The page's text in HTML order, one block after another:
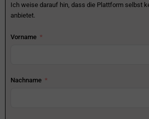
Ich weise darauf hin, dass die Plattform selbst
anbietet.
Vorname
Nachname